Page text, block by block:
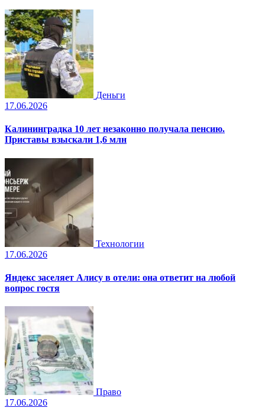
Деньги
17.06.2026
Калининградка 10 лет незаконно получала пенсию.
Приставы взыскали 1,6 млн
Технологии
17.06.2026
Яндекс заселяет Алису в отели: она ответит на любой
вопрос гостя
Право
17.06.2026